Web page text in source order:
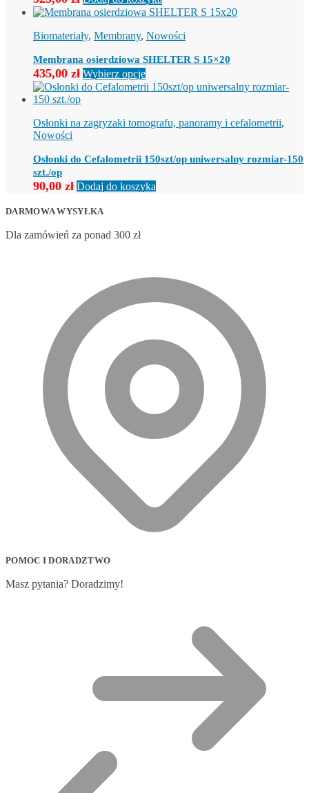
Biomateriały, Membrany, Nowości
Membrana osierdziowa SHELTER S 15×20
435,00 zł Wybierz opcjeTen
produkt
wariantów.
wybrać
stronie
produktu
Osłonki na zagryzaki tomografu, panoramy i cefalometrii,
Nowości
Osłonki do Cefalometrii 150szt/op uniwersalny rozmiar-150
szt./op
90,00 zł Dodaj do koszyka
DARMOWA WYSYŁKA
Dla zamówień za ponad 300 zł
POMOC I DORADZTWO
Masz pytania? Doradzimy!